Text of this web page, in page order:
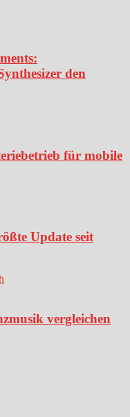
den
für mobile
Update seit
vergleichen